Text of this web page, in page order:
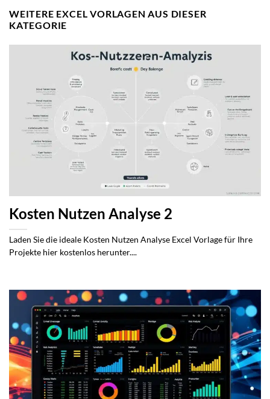
WEITERE EXCEL VORLAGEN AUS DIESER
KATEGORIE
Kosten Nutzen Analyse 2
Laden Sie die ideale Kosten Nutzen Analyse Excel Vorlage für Ihre
Projekte hier kostenlos herunter....